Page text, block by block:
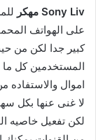
Sony Liv مهكر
على الهواتف
كبير جدا لكن من
المستخدمين كل ما
اموال والاستفاده
لا غنى عنها بكل
لكن تفعيل خاصيه